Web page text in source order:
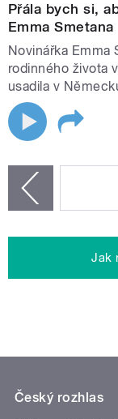
Přála bych si,
Emma Smetana
Novinářka Emma
rodinného života
usadila v
Jak
Český rozhlas